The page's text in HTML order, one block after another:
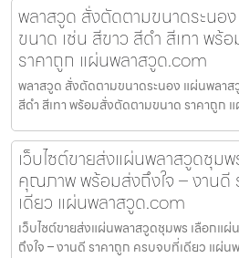
พลาสวูด สั่งตัดตามขนาดระนอ
ขนาด เช่น สีขาว สีดำ สีเทา พร้
ราคาถูก แผ่นพลาสวูด.com
พลาสวูด สั่งตัดตามขนาดระนอง แผ่นพลาส
สีดำ สีเทา พร้อมสั่งตัดตามขนาด ราคาถูก
เว็บไซต์ขายส่งแผ่นพลาสวูดชุม
คุณภาพ พร้อมส่งถึงใจ – งานดี
เดียว แผ่นพลาสวูด.com
เว็บไซต์ขายส่งแผ่นพลาสวูดชุมพร เลือกแ
ถึงใจ – งานดี ราคาถูก ครบจบที่เดียว แผ่